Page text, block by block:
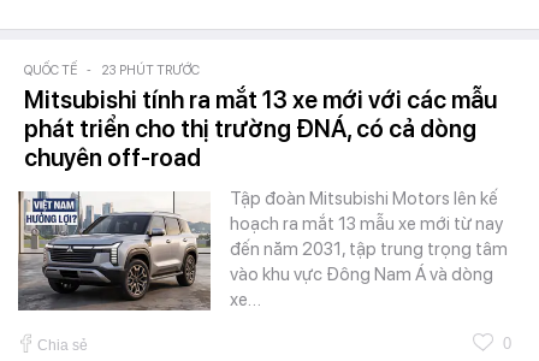
QUỐC TẾ - 23 PHÚT TRƯỚC
Mitsubishi tính ra mắt 13 xe mới với các mẫu
phát triển cho thị trường ĐNÁ, có cả dòng
chuyên off-road
Tập đoàn Mitsubishi Motors lên kế
hoạch ra mắt 13 mẫu xe mới từ nay
đến năm 2031, tập trung trọng tâm
vào khu vực Đông Nam Á và dòng
xe…
Chia sẻ 0